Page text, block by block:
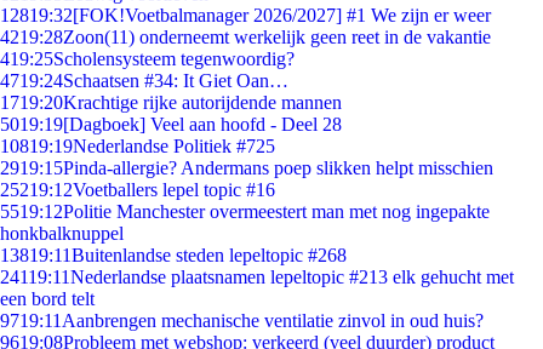
12819:32[FOK!Voetbalmanager 2026/2027] #1 We zijn er weer
4219:28Zoon(11) onderneemt werkelijk geen reet in de vakantie
419:25Scholensysteem tegenwoordig?
4719:24Schaatsen #34: It Giet Oan…
1719:20Krachtige rijke autorijdende mannen
5019:19[Dagboek] Veel aan hoofd - Deel 28
10819:19Nederlandse Politiek #725
2919:15Pinda-allergie? Andermans poep slikken helpt misschien
25219:12Voetballers lepel topic #16
5519:12Politie Manchester overmeestert man met nog ingepakte
honkbalknuppel
13819:11Buitenlandse steden lepeltopic #268
24119:11Nederlandse plaatsnamen lepeltopic #213 elk gehucht met
een bord telt
9719:11 Aanbrengen mechanische ventilatie zinvol in oud huis?
9619:08Probleem met webshop: verkeerd (veel duurder) product